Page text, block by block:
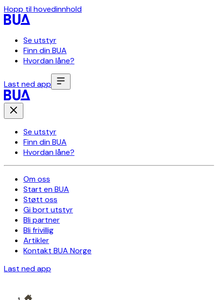
Hopp til hovedinnhold
Se utstyr
Finn din BUA
Hvordan låne?
Last ned app
Se utstyr
Finn din BUA
Hvordan låne?
Om oss
Start en BUA
Støtt oss
Gi bort utstyr
Bli partner
Bli frivillig
Artikler
Kontakt BUA Norge
Last ned app